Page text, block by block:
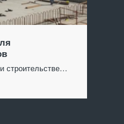
строительстве…